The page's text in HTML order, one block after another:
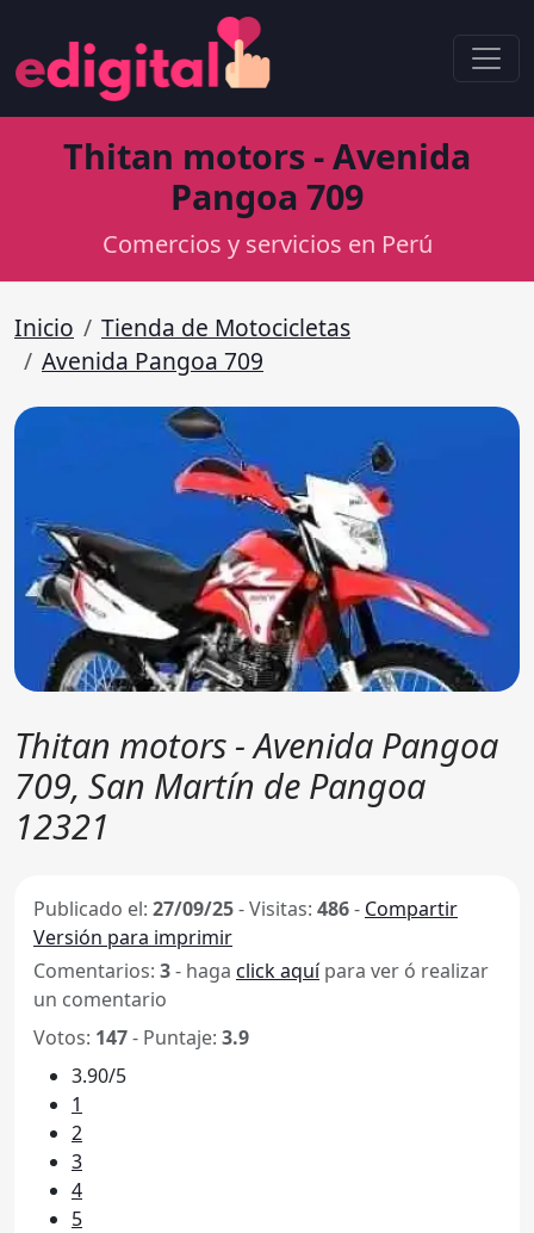
Thitan motors - Avenida
Pangoa 709
Comercios y servicios en Perú
Inicio
Tienda de Motocicletas
Avenida Pangoa 709
Thitan motors - Avenida Pangoa
709, San Martín de Pangoa
12321
Publicado el: 27/09/25-Visitas: 486- Compartir
Versión para imprimir
Comentarios: 3- haga click aquípara ver ó realizar
un comentario
Votos: 147- Puntaje: 3.9
3.90/5
1
2
3
4
5